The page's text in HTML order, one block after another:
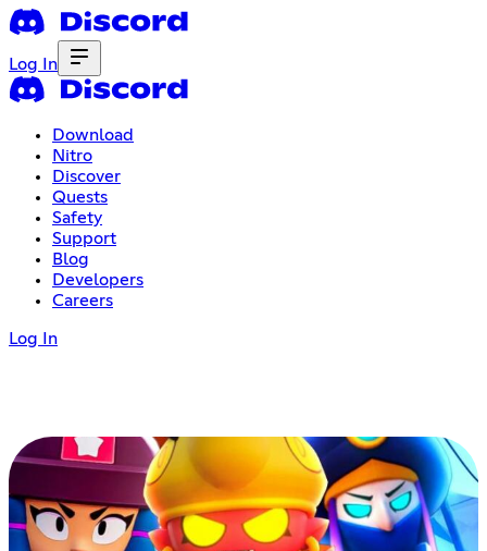
Log In
Download
Nitro
Discover
Quests
Safety
Support
Blog
Developers
Careers
Log In